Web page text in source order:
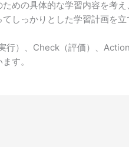
めの具体的な学習内容を考
しっかりとした学習計画を立
行）、Check（評価）、
す。